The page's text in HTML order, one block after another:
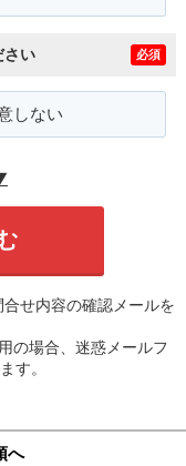
さい 必須
しない
せ内容の確認メールを
の場合、迷惑メールフ
す。
へ